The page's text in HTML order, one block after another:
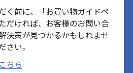
く前に、「お買い物ガイドペ
だければ、お客様のお問い合
決策が見つかるかもしれませ
さい。
ちら